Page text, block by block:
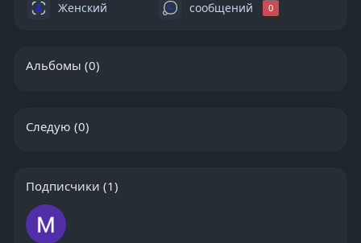
Женский сообщений 0
Альбомы (0)
Следую (0)
Подписчики (1)